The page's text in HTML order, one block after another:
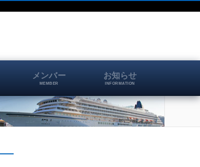
メンバー
MEMBER
お知らせ
INFORMATION